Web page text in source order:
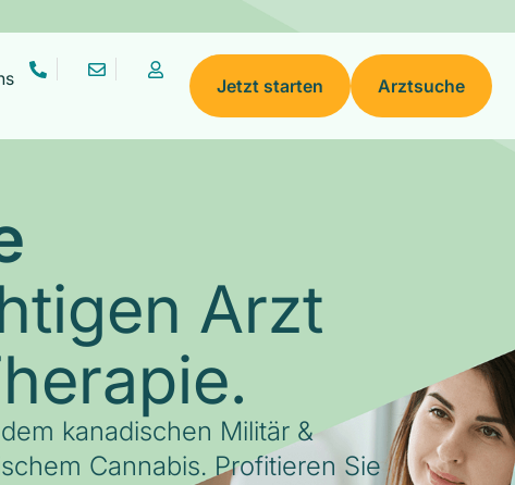
Jetzt starten Arztsuche
Arzt
kanadischen Militär &
Cannabis. Profitieren Sie